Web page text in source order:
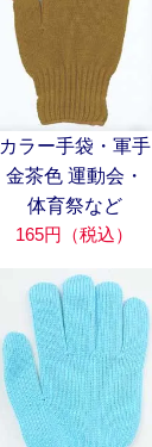
カラー手袋・軍手
金茶色 運動会・
体育祭など
165円（税込）